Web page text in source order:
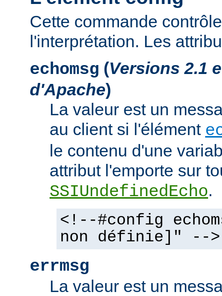
Cette commande
l'interprétation. Les
echomsg (Versions 2.1
d'Apache)
La valeur est un
au client si l'élément
le contenu d'une
attribut l'emporte sur
SSIUndefinedEcho.
<!--#config
non définie]" -->
errmsg
La valeur est un